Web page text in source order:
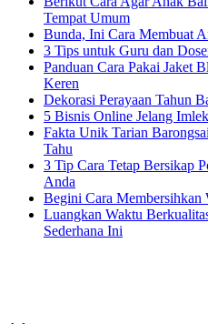
Tempat Umum
Bunda, Ini Cara Membuat
3 Tips untuk Guru dan
Panduan Cara Pakai Jaket
Keren
Dekorasi Perayaan Tahun
5 Bisnis Online Jelang
Fakta Unik Tarian
Tahu
3 Tip Cara Tetap Bersikap
Anda
Begini Cara Membersihkan
Luangkan Waktu
Sederhana Ini